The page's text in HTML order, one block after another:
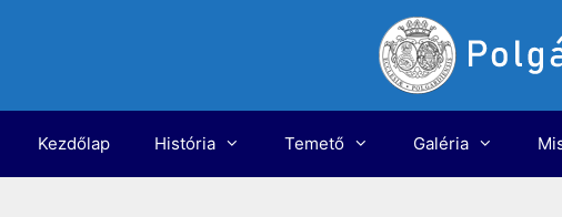
Kezdőlap História Temető Galéria